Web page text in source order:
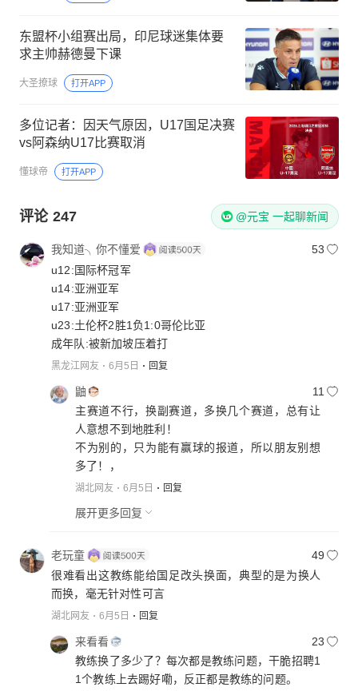
东盟杯小组赛出局，印尼球迷集体要
求主帅赫德曼下课
大圣撩球 打开APP
多位记者：因天气原因，U17国足决赛
vs阿森纳U17比赛取消
懂球帝 打开APP
评论 247 @元宝 一起聊新闻
我知道╮你不懂爱
53
u12:国际杯冠军
u14:亚洲亚军
u17:亚洲亚军
u23:土伦杯2胜1负1:0哥伦比亚
成年队:被新加坡压着打
黑龙江网友 6月5日 回复
鼬
11
主赛道不行，换副赛道，多换几个赛道，总有让
人意想不到地胜利！
不为别的，只为能有赢球的报道，所以朋友别想
多了！，
湖北网友 6月5日 回复
展开更多回复
老玩童
49
很难看出这教练能给国足改头换面，典型的是为换人
而换，毫无针对性可言
湖北网友 6月5日 回复
来看看
23
教练换了多少了？每次都是教练问题，干脆招聘1
1个教练上去踢好嘞，反正都是教练的问题。